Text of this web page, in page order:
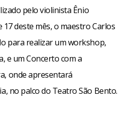
pelo violinista Ênio
17 deste mês, o maestro Carlos
para realizar um workshop,
e um Concerto com a
onde apresentará
no palco do Teatro São Bento.